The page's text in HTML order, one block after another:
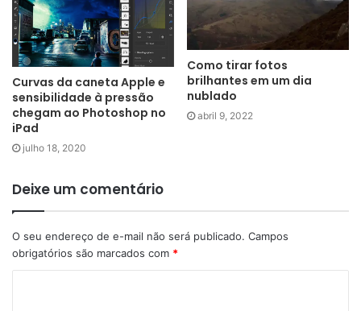
Curvas da caneta Apple e
sensibilidade à pressão
chegam ao Photoshop no
iPad
julho 18, 2020
Como tirar fotos
brilhantes em um dia
nublado
abril 9, 2022
Deixe um comentário
O seu endereço de e-mail não será publicado. Campos
obrigatórios são marcados com *